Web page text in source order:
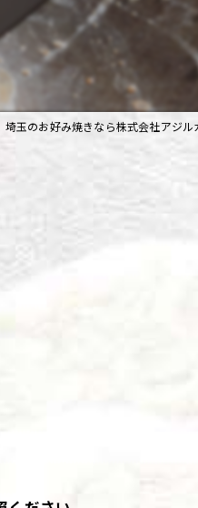
埼玉のお好み焼きなら株式会社アジル